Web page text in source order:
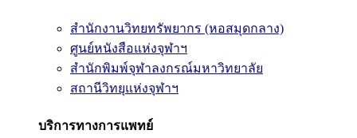
สำนักงานวิทยทรัพยากร (หอสมุดกลาง)
ศูนย์หนังสือแห่งจุฬาฯ
สำนักพิมพ์จุฬาลงกรณ์มหาวิทยาลัย
สถานีวิทยุแห่งจุฬาฯ
บริการทางการแพทย์